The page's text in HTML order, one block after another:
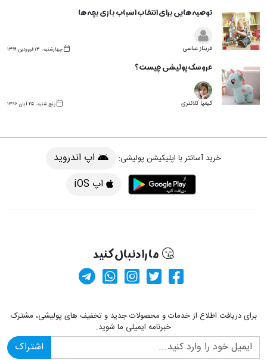
توصیه هایی برای انتخاب اسباب بازی بچه ها
فریناز عباسی چهارشنبه ، ۱۳ فروردین ۱۳۹۹
عروسک پولیشی چیست؟
کیمیا کلانتری پنج شنبه ، ۲۵ آبان ۱۳۹۶
خرید آسانتر با اپلیکیشن پولیشی:
اپ اندروید
اپ iOS
ما را دنبال کنید
صفحه فیسبوک پولیشی
صفحه پینترست
کانال آپارات
ارسال پیام در
کانال تلگرام
برای دریافت اطلاع از خدمات و محصولات جدید و تخفیف های پولیشی، مشترک
خبرنامه ایمیلی ما شوید.
اشتراک